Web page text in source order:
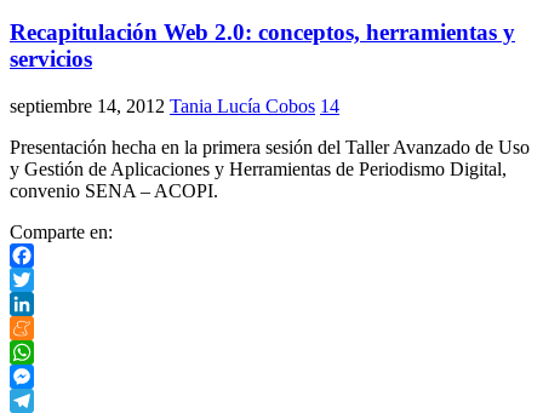
Recapitulación Web 2.0: conceptos, herramientas y
servicios
septiembre 14, 2012 Tania Lucía Cobos 14
Presentación hecha en la primera sesión del Taller Avanzado de Uso
y Gestión de Aplicaciones y Herramientas de Periodismo Digital,
convenio SENA – ACOPI.
Comparte en:
Facebook
Twitter
LinkedIn
Meneame
WhatsApp
Messenger